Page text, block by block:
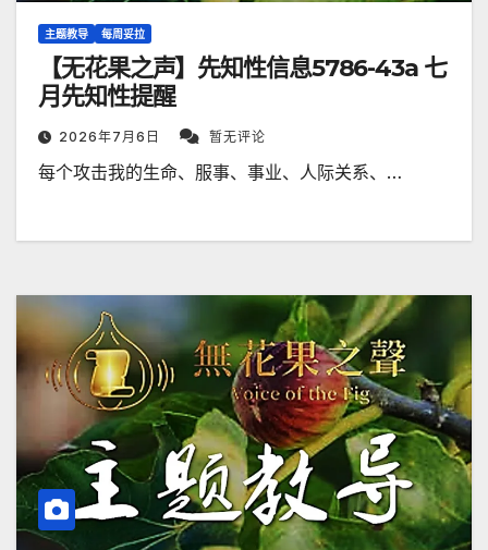
主题教导 每周妥拉
【无花果之声】先知性信息5786-43a 七
月先知性提醒
2026年7月6日 暂无评论
每个攻击我的生命、服事、事业、人际关系、…